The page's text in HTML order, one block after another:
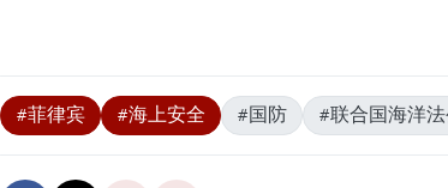
#菲律宾 #海上安全 #国防 #联合国海洋